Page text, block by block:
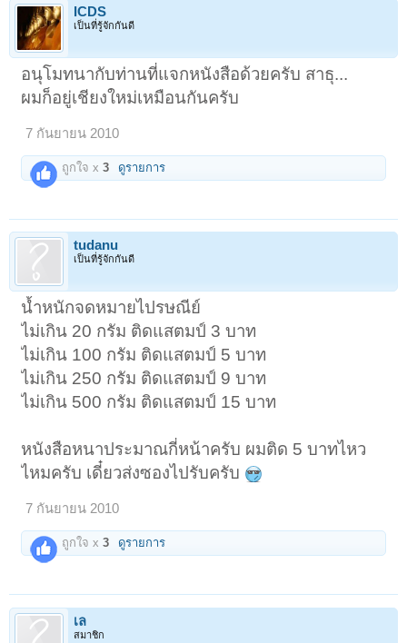
ICDS
เป็นที่รู้จักกันดี
อนุโมทนากับท่านที่แจกหนังสือด้วยครับ สาธุ...
ผมก็อยู่เชียงใหม่เหมือนกันครับ
7 กันยายน 2010
ถูกใจ x3 ดูรายการ
tudanu
เป็นที่รู้จักกันดี
น้ำหนักจดหมายไปรษณีย์
ไม่เกิน 20 กรัม ติดแสตมป์ 3 บาท
ไม่เกิน 100 กรัม ติดแสตมป์ 5 บาท
ไม่เกิน 250 กรัม ติดแสตมป์ 9 บาท
ไม่เกิน 500 กรัม ติดแสตมป์ 15 บาท
หนังสือหนาประมาณกี่หน้าครับ ผมติด 5 บาทไหว
ไหมครับ เดี๋ยวส่งซองไปรับครับ
7 กันยายน 2010
ถูกใจ x3 ดูรายการ
เล
สมาชิก